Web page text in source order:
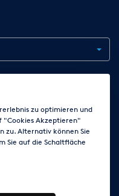
Einstellungen ändern
zu optimieren und
"Cookies Akzeptieren"
zu. Alternativ können Sie
Sie auf die Schaltfläche